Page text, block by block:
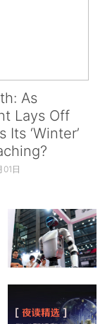
As
Lays Off
Its ‘Winter’
日